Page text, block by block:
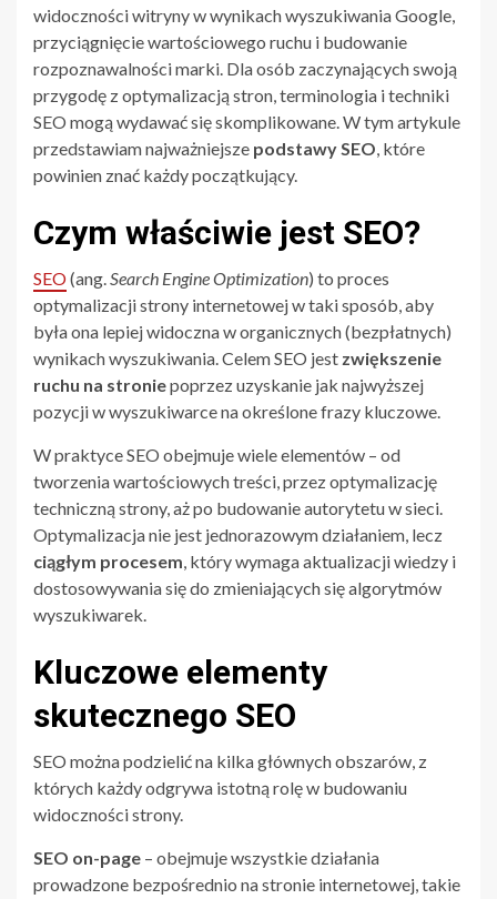
widoczności witryny w wynikach wyszukiwania Google,
przyciągnięcie wartościowego ruchu i budowanie
rozpoznawalności marki. Dla osób zaczynających swoją
przygodę z optymalizacją stron, terminologia i techniki
SEO mogą wydawać się skomplikowane. W tym artykule
przedstawiam najważniejsze podstawy SEO, które
powinien znać każdy początkujący.
Czym właściwie jest SEO?
SEO(ang.Search Engine Optimization) to proces
optymalizacji strony internetowej w taki sposób, aby
była ona lepiej widoczna w organicznych (bezpłatnych)
wynikach wyszukiwania. Celem SEO jest zwiększenie
ruchu na stroniepoprzez uzyskanie jak najwyższej
pozycji w wyszukiwarce na określone frazy kluczowe.
W praktyce SEO obejmuje wiele elementów – od
tworzenia wartościowych treści, przez optymalizację
techniczną strony, aż po budowanie autorytetu w sieci.
Optymalizacja nie jest jednorazowym działaniem, lecz
ciągłym procesem, który wymaga aktualizacji wiedzy i
dostosowywania się do zmieniających się algorytmów
wyszukiwarek.
Kluczowe elementy
skutecznego SEO
SEO można podzielić na kilka głównych obszarów, z
których każdy odgrywa istotną rolę w budowaniu
widoczności strony.
SEO on-page – obejmuje wszystkie działania
prowadzone bezpośrednio na stronie internetowej, takie